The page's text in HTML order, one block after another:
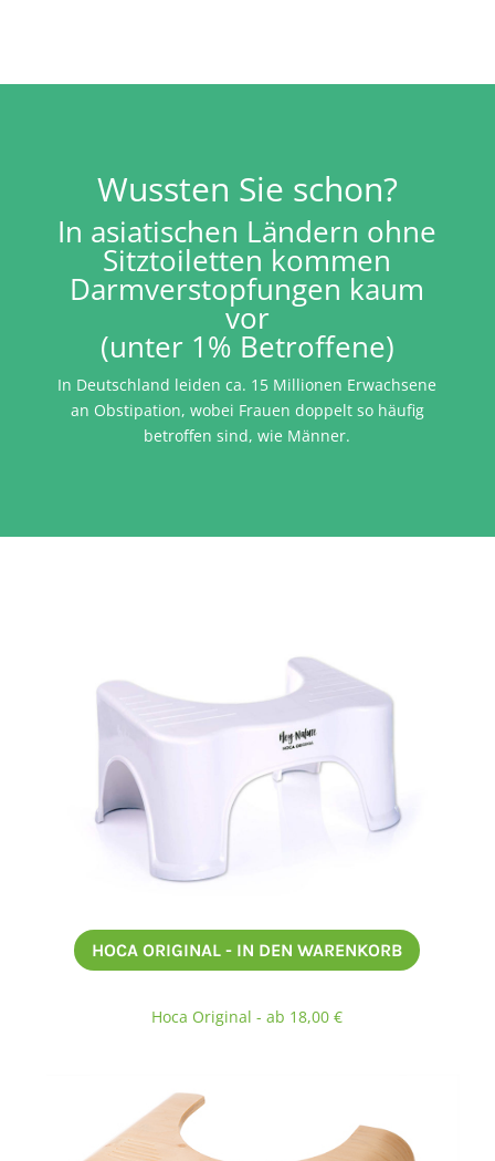
Wussten Sie schon?
In asiatischen Ländern ohne
Sitztoiletten kommen
Darmverstopfungen kaum
vor
(unter 1% Betroffene)
In Deutschland leiden ca. 15 Millionen Erwachsene
an Obstipation, wobei Frauen doppelt so häufig
betroffen sind, wie Männer.
HOCA ORIGINAL - IN DEN WARENKORB
Hoca Original - ab 18,00 €